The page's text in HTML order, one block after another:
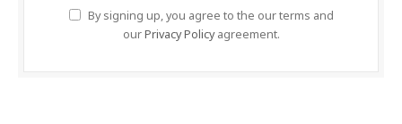
By signing up, you agree to the our terms and
ourPrivacy Policyagreement.